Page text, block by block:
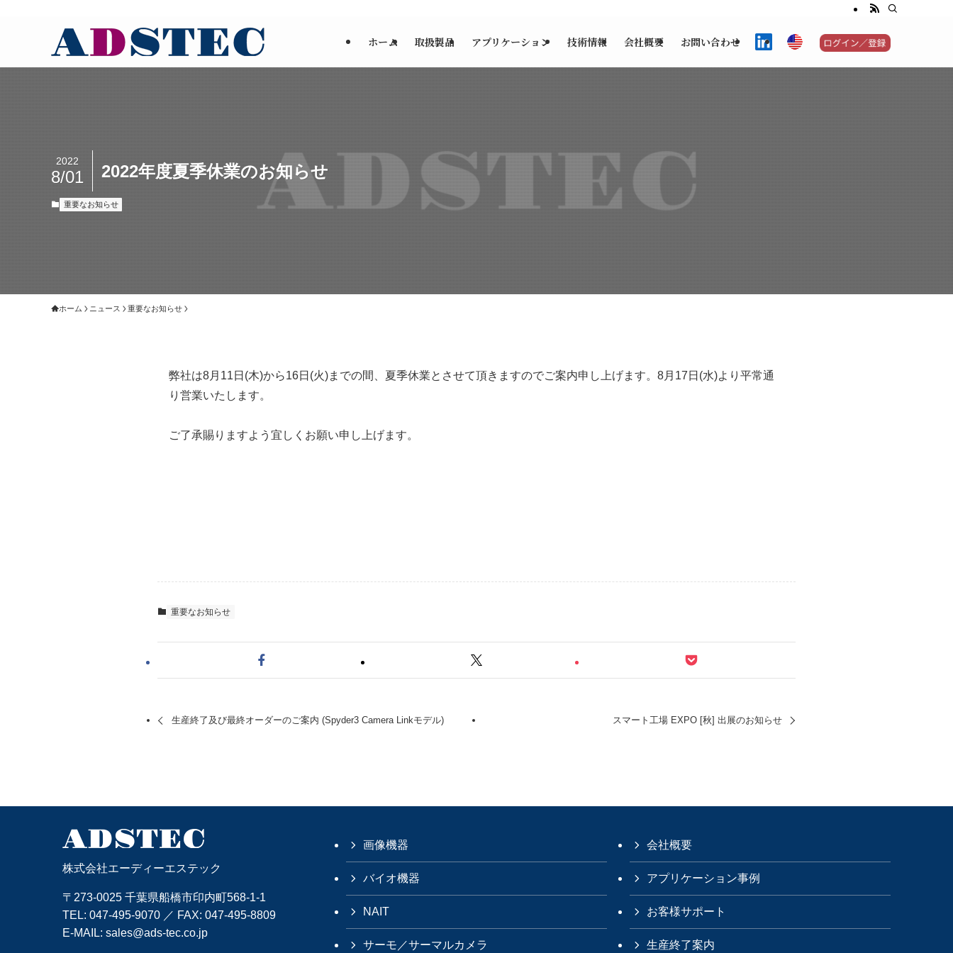
ホーム 取扱製品 アプリケーション 技術情報 会社概要 お問い合わせ
2022年度夏季休業のお知らせ
2022
8/01
重要なお知らせ
ホーム ニュース 重要なお知らせ
弊社は8月11日(木)から16日(火)までの間、夏季休業とさせて頂きますのでご案内申し上げます。8月17日(水)より平常通
り営業いたします。
ご了承賜りますよう宜しくお願い申し上げます。
重要なお知らせ
生産終了及び最終オーダーのご案内 (Spyder3 Camera Linkモデル) スマート工場 EXPO [秋] 出展のお知らせ
株式会社エーディーエステック
〒273-0025 千葉県船橋市印内町568-1-1
TEL: 047-495-9070 ／ FAX: 047-495-8809
E-MAIL: sales@ads-tec.co.jp
画像機器
バイオ機器
NAIT
サーモ／サーマルカメラ
会社概要
アプリケーション事例
お客様サポート
生産終了案内